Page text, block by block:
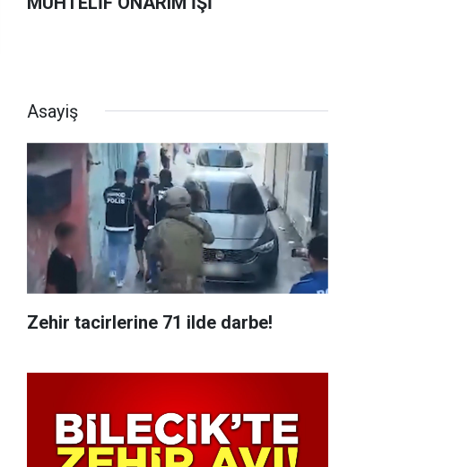
Asayiş
Zehir tacirlerine 71 ilde darbe!